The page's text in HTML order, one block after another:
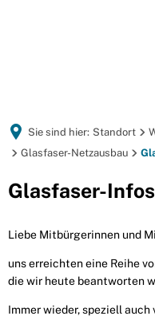
Sie sind hier: Standort
Glasfaser-Netzausbau
Glasfaser-
5
Glasfaser-
Liebe Mitbürgerinnen und
uns erreichten eine Reihe
die wir heute beantworten
Immer wieder, speziell